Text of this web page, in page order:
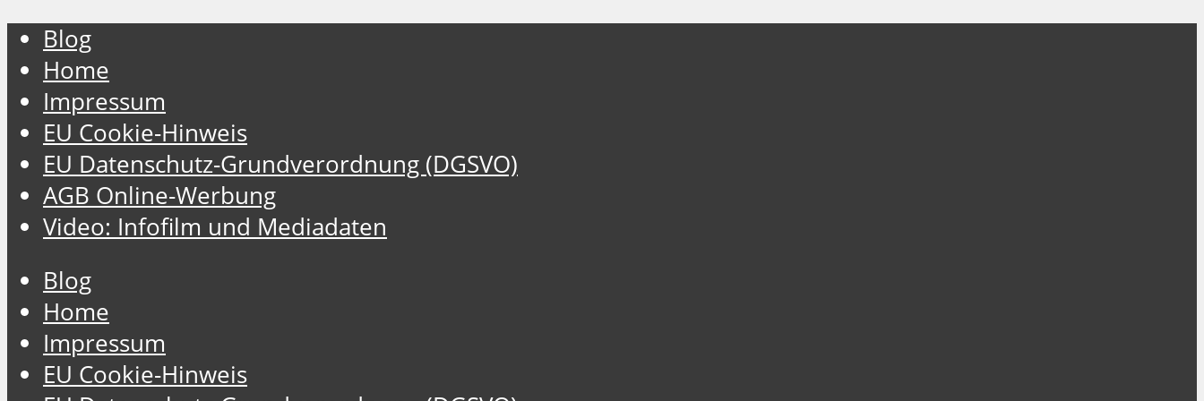
Blog
Home
Impressum
EU Cookie-Hinweis
EU Datenschutz-Grundverordnung (DGSVO)
AGB Online-Werbung
Video: Infofilm und Mediadaten
Blog
Home
Impressum
EU Cookie-Hinweis